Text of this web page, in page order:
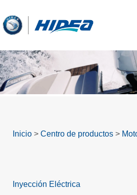
Inicio > Centro de productos >
Inyección Eléctrica